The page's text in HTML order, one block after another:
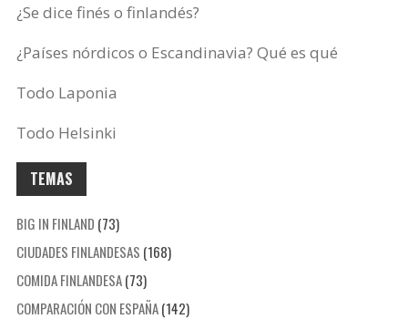
¿Se dice finés o finlandés?
¿Países nórdicos o Escandinavia? Qué es qué
Todo Laponia
Todo Helsinki
TEMAS
BIG IN FINLAND (73)
CIUDADES FINLANDESAS (168)
COMIDA FINLANDESA(73)
COMPARACIÓN CON ESPAÑA(142)